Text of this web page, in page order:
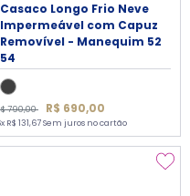
Casaco Longo Frio Neve
Impermeável com Capuz
Removível - Manequim 52
54
790,00 R$ 690,00
R$ 131,67 Sem juros no cartão